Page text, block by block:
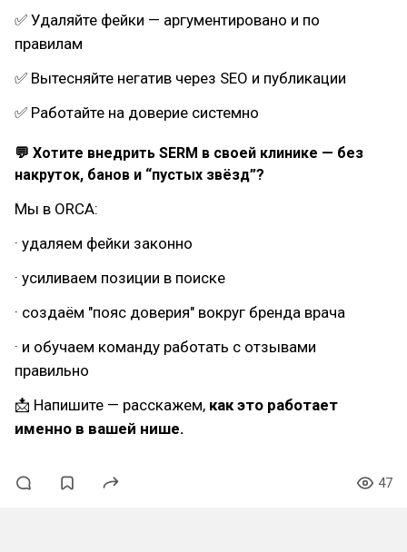
✅ Удаляйте фейки — аргументировано и по
правилам
✅ Вытесняйте негатив через SEO и публикации
✅ Работайте на доверие системно
💬 Хотите внедрить SERM в своей клинике — без
накруток, банов и “пустых звёзд”?
Мы в ORCA:
· удаляем фейки законно
· усиливаем позиции в поиске
· создаём "пояс доверия" вокруг бренда врача
· и обучаем команду работать с отзывами
правильно
📩 Напишите — расскажем, как это работает
именно в вашей нише.
47